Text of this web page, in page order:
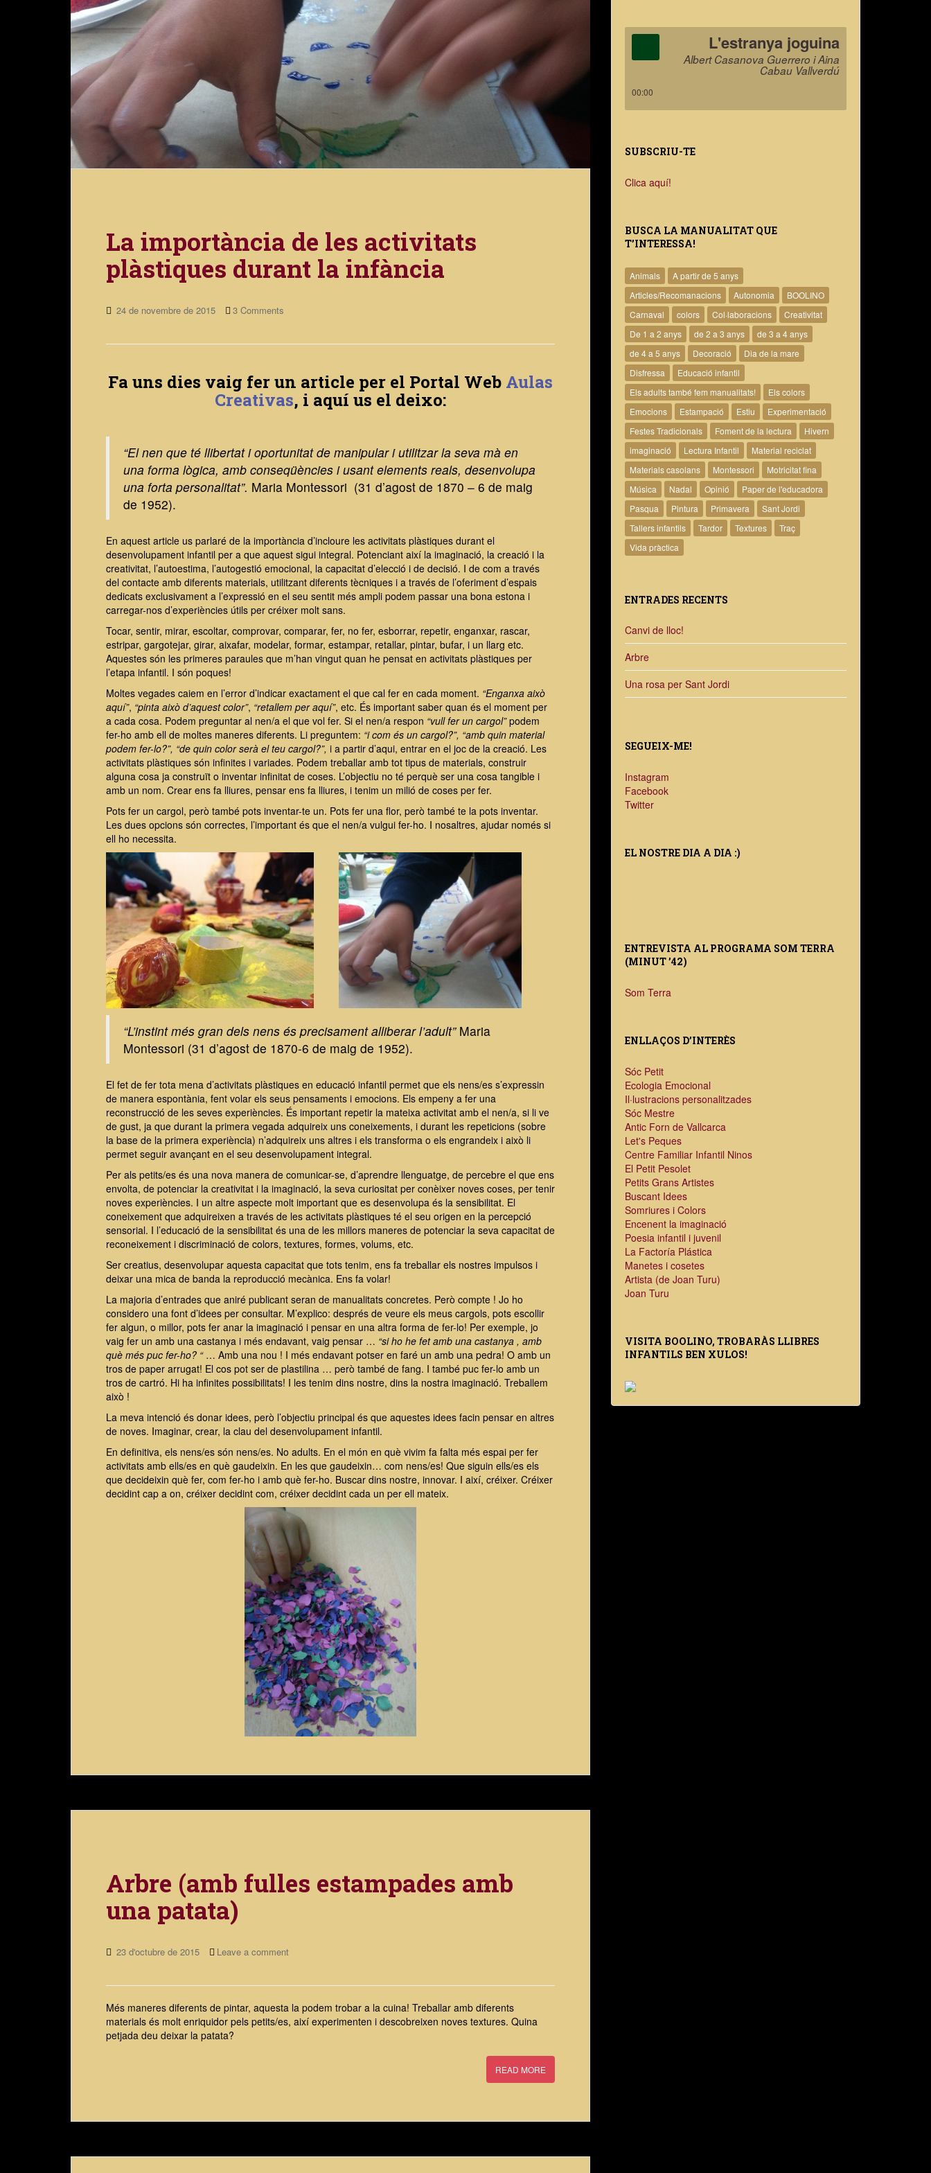
La importància de les activitats
plàstiques durant la infància
24 de novembre de 2015 3 Comments
Fa uns dies vaig fer un article per el Portal Web Aulas
Creativas, i aquí us el deixo:
“El nen que té llibertat i oportunitat de manipular i utilitzar la seva mà en
una forma lògica, amb conseqüències i usant elements reals, desenvolupa
una forta personalitat”. Maria Montessori (31 d’agost de 1870 – 6 de maig
de 1952).
En aquest article us parlaré de la importància d’incloure les activitats plàstiques durant el
desenvolupament infantil per a que aquest sigui integral. Potenciant així la imaginació, la creació i la
creativitat, l’autoestima, l’autogestió emocional, la capacitat d’elecció i de decisió. I de com a través
del contacte amb diferents materials, utilitzant diferents tècniques i a través de l’oferiment d’espais
dedicats exclusivament a l’expressió en el seu sentit més ampli podem passar una bona estona i
carregar-nos d’experiències útils per créixer molt sans.
Tocar, sentir, mirar, escoltar, comprovar, comparar, fer, no fer, esborrar, repetir, enganxar, rascar,
estripar, gargotejar, girar, aixafar, modelar, formar, estampar, retallar, pintar, bufar, i un llarg etc.
Aquestes són les primeres paraules que m’han vingut quan he pensat en activitats plàstiques per
l’etapa infantil. I són poques!
Moltes vegades caiem en l’error d’indicar exactament el que cal fer en cada moment. “Enganxa això
aquí”, “pinta això d’aquest color”, “retallem per aquí”, etc. És important saber quan és el moment per
a cada cosa. Podem preguntar al nen/a el que vol fer. Si el nen/a respon “vull fer un cargol”podem
fer-ho amb ell de moltes maneres diferents. Li preguntem: “i com és un cargol?”, “amb quin material
podem fer-lo?”, “de quin color serà el teu cargol?”, i a partir d’aqui, entrar en el joc de la creació. Les
activitats plàstiques són infinites i variades. Podem treballar amb tot tipus de materials, construir
alguna cosa ja construït o inventar infinitat de coses. L’objectiu no té perquè ser una cosa tangible i
amb un nom. Crear ens fa lliures, pensar ens fa lliures, i tenim un milió de coses per fer.
Pots fer un cargol, però també pots inventar-te un. Pots fer una flor, però també te la pots inventar.
Les dues opcions són correctes, l’important és que el nen/a vulgui fer-ho. I nosaltres, ajudar només si
ell ho necessita.
“L’instint més gran dels nens és precisament alliberar l’adult”Maria
Montessori (31 d’agost de 1870-6 de maig de 1952).
El fet de fer tota mena d’activitats plàstiques en educació infantil permet que els nens/es s’expressin
de manera espontània, fent volar els seus pensaments i emocions. Els empeny a fer una
reconstrucció de les seves experiències. És important repetir la mateixa activitat amb el nen/a, si li ve
de gust, ja que durant la primera vegada adquireix uns coneixements, i durant les repeticions (sobre
la base de la primera experiència) n’adquireix uns altres i els transforma o els engrandeix i això li
permet seguir avançant en el seu desenvolupament integral.
Per als petits/es és una nova manera de comunicar-se, d’aprendre llenguatge, de percebre el que ens
envolta, de potenciar la creativitat i la imaginació, la seva curiositat per conèixer noves coses, per tenir
noves experiències. I un altre aspecte molt important que es desenvolupa és la sensibilitat. El
coneixement que adquireixen a través de les activitats plàstiques té el seu origen en la percepció
sensorial. I l’educació de la sensibilitat és una de les millors maneres de potenciar la seva capacitat de
reconeixement i discriminació de colors, textures, formes, volums, etc.
Ser creatius, desenvolupar aquesta capacitat que tots tenim, ens fa treballar els nostres impulsos i
deixar una mica de banda la reproducció mecànica. Ens fa volar!
La majoria d’entrades que aniré publicant seran de manualitats concretes. Però compte ! Jo ho
considero una font d’idees per consultar. M’explico: després de veure els meus cargols, pots escollir
fer algun, o millor, pots fer anar la imaginació i pensar en una altra forma de fer-lo! Per exemple, jo
vaig fer un amb una castanya i més endavant, vaig pensar … “si ho he fet amb una castanya , amb
què més puc fer-ho? “… Amb una nou ! I més endavant potser en faré un amb una pedra! O amb un
tros de paper arrugat! El cos pot ser de plastilina … però també de fang. I també puc fer-lo amb un
tros de cartró. Hi ha infinites possibilitats! I les tenim dins nostre, dins la nostra imaginació. Treballem
això !
La meva intenció és donar idees, però l’objectiu principal és que aquestes idees facin pensar en altres
de noves. Imaginar, crear, la clau del desenvolupament infantil.
En definitiva, els nens/es són nens/es. No adults. En el món en què vivim fa falta més espai per fer
activitats amb ells/es en què gaudeixin. En les que gaudeixin… com nens/es! Que siguin ells/es els
que decideixin què fer, com fer-ho i amb què fer-ho. Buscar dins nostre, innovar. I així, créixer. Créixer
decidint cap a on, créixer decidint com, créixer decidint cada un per ell mateix.
Arbre (amb fulles estampades amb
una patata)
23 d'octubre de 2015 Leave a comment
Més maneres diferents de pintar, aquesta la podem trobar a la cuina! Treballar amb diferents
materials és molt enriquidor pels petits/es, així experimenten i descobreixen noves textures. Quina
petjada deu deixar la patata?
READ MORE
L'estranya joguina
Albert Casanova Guerrero i Aina
Cabau Vallverdú
00:00
SUBSCRIU-TE
Clica aquí!
BUSCA LA MANUALITAT QUE
T’INTERESSA!
Animals
A partir de 5 anys
Articles/Recomanacions
Autonomia
BOOLINO
Carnaval
colors Col·laboracions
Creativitat
De 1 a 2 anys
de 2 a 3 anys
de 3 a 4 anys
de 4 a 5 anys
Decoració
Dia de la mare
Disfressa
Educació infantil
Els adults també fem manualitats!
Els colors
Emocions
Estampació Estiu
Experimentació
Festes Tradicionals
Foment de la lectura
Hivern
imaginació
Lectura Infantil
Material reciclat
Materials casolans
Montessori
Motricitat fina
Música
Nadal Opinió
Paper de l'educadora
Pasqua
Pintura Primavera
Sant Jordi
Tallers infantils
Tardor Textures
Traç
Vida pràctica
ENTRADES RECENTS
Canvi de lloc!
Arbre
Una rosa per Sant Jordi
SEGUEIX-ME!
Instagram
Facebook
Twitter
EL NOSTRE DIA A DIA :)
ENTREVISTA AL PROGRAMA SOM TERRA
(MINUT ’42)
Som Terra
ENLLAÇOS D’INTERÈS
Sóc Petit
Ecologia Emocional
Il·lustracions personalitzades
Sóc Mestre
Antic Forn de Vallcarca
Let's Peques
Centre Familiar Infantil Ninos
El Petit Pesolet
Petits Grans Artistes
Buscant Idees
Somriures i Colors
Encenent la imaginació
Poesia infantil i juvenil
La Factoría Plástica
Manetes i cosetes
Artista (de Joan Turu)
Joan Turu
VISITA BOOLINO, TROBARÀS LLIBRES
INFANTILS BEN XULOS!